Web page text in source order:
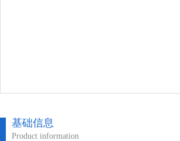
基础信息
Product information